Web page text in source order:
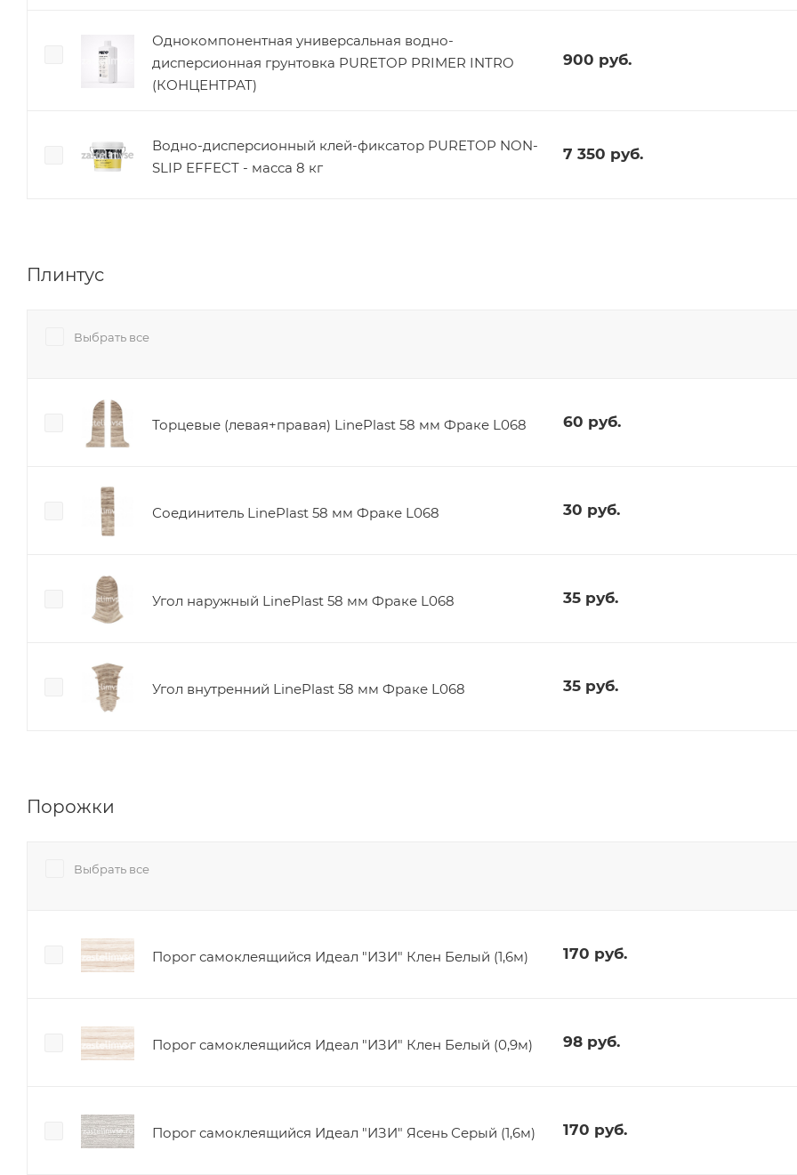
Однокомпонентная универсальная водно-
дисперсионная грунтовка PURETOP PRIMER INTRO
(КОНЦЕНТРАТ)
900 руб.
Водно-дисперсионный клей-фиксатор PURETOP NON-
SLIP EFFECT - масса 8 кг
7 350 руб.
Плинтус
Выбрать все
Торцевые (левая+правая) LinePlast 58 мм Фраке L068 60 руб.
Соединитель LinePlast 58 мм Фраке L068 30 руб.
Угол наружный LinePlast 58 мм Фраке L068 35руб.
Угол внутренний LinePlast 58 мм Фраке L068 35руб.
Порожки
Выбрать все
Порог самоклеящийся Идеал "ИЗИ" Клен Белый (1,6м) 170 руб.
Порог самоклеящийся Идеал "ИЗИ" Клен Белый (0,9м) 98руб.
Порог самоклеящийся Идеал "ИЗИ" Ясень Серый (1,6м) 170 руб.